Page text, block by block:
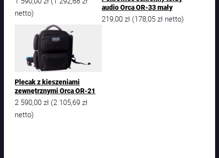
netto)
audio Orca OR-33 mały
219,00 zł (178,05 zł netto)
Plecak z kieszeniami
zewnętrznymi Orca OR-21
2 590,00zł (2 105,69zł
netto)